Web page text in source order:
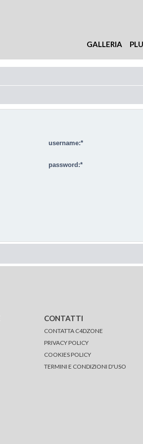
GALLERIA
username:
password:
CONTATTI
CONTATTA C4DZONE
PRIVACY POLICY
COOKIES POLICY
TERMINI E CONDIZIONI D'USO